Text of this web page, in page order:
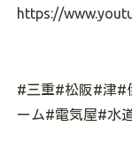
https://
#三重#松阪#津#
ーム#電気屋#水